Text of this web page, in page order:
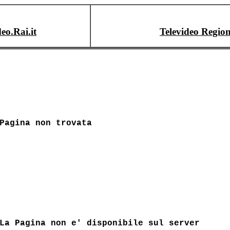
Televideo
Pagina non trovata
La Pagina non e' disponibile sul server